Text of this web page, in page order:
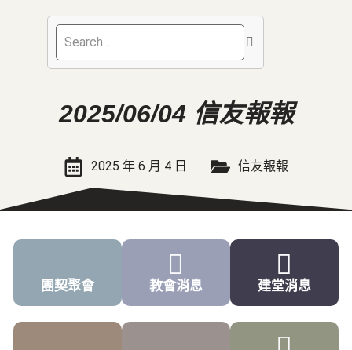
2025/06/04 信友報報
2025 年 6 月 4 日 信友報報
團契聚會 教會消息 建堂消息